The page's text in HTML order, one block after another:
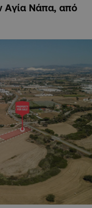
Αγία Νάπα, από